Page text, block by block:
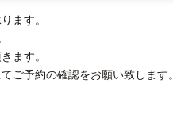
ます。
ます。
ご予約の確認をお願い致します。